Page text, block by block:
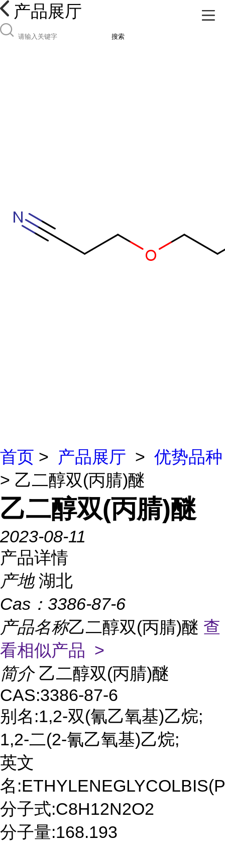
产品展厅
搜索
首页 > 产品展厅 > 优势品种
> 乙二醇双(丙腈)醚
乙二醇双(丙腈)醚
2023-08-11
产品详情
产地 湖北
Cas： 3386-87-6
产品名称乙二醇双(丙腈)醚 查
看相似产品 >
简介 乙二醇双(丙腈)醚
CAS:3386-87-6
别名:1,2-双(氰乙氧基)乙烷;
1,2-二(2-氰乙氧基)乙烷;
英文
名
分子式:C8H12N2O2
分子量:168.193